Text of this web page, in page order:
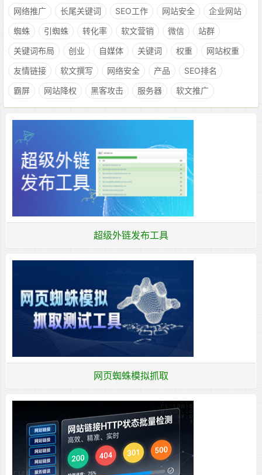
网络推广
长尾关键词 SEO工作 网站安全
企业网站
蜘蛛
引蜘蛛 转化率 软文营销 微信
站群
关键词布局
创业 自媒体 关键词 权重
网站权重
友情链接
软文撰写 网络安全 产品
SEO排名
霸屏
网站降权 黑客攻击 服务器 软文推广
超级外链发布工具
网页蜘蛛模拟抓取